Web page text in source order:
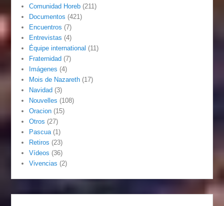
Comunidad Horeb (211)
Documentos (421)
Encuentros (7)
Entrevistas (4)
Équipe international (11)
Fraternidad (7)
Imágenes (4)
Mois de Nazareth (17)
Navidad (3)
Nouvelles (108)
Oracion (15)
Otros (27)
Pascua (1)
Retiros (23)
Vídeos (36)
Vivencias (2)